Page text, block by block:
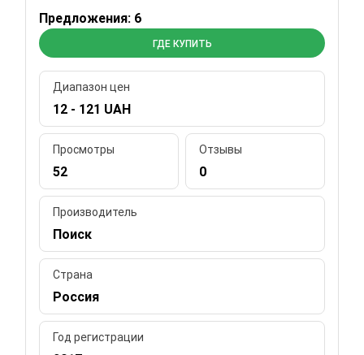
Предложения: 6
ГДЕ КУПИТЬ
Диапазон цен
12 - 121 UAH
Просмотры
52
Отзывы
0
Производитель
Поиск
Страна
Россия
Год регистрации